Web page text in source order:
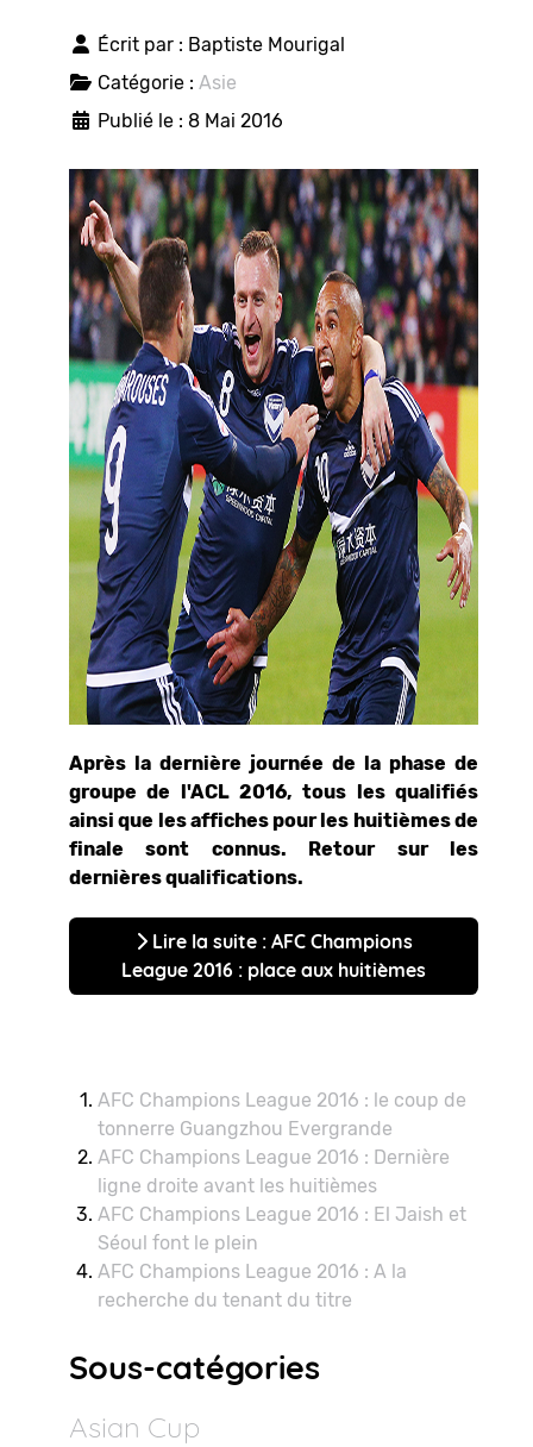
Écrit par : Baptiste Mourigal
Catégorie : Asie
Publié le : 8 Mai 2016
Après la dernière journée de la phase de
groupe de l'ACL 2016, tous les qualifiés
ainsi que les affiches pour les huitièmes de
finale sont connus. Retour sur les
dernières qualifications.
Lire la suite : AFC Champions
League 2016 : place aux huitièmes
AFC Champions League 2016 : le coup de
tonnerre Guangzhou Evergrande
AFC Champions League 2016 : Dernière
ligne droite avant les huitièmes
AFC Champions League 2016 : El Jaish et
Séoul font le plein
AFC Champions League 2016 : A la
recherche du tenant du titre
Sous-catégories
Asian Cup